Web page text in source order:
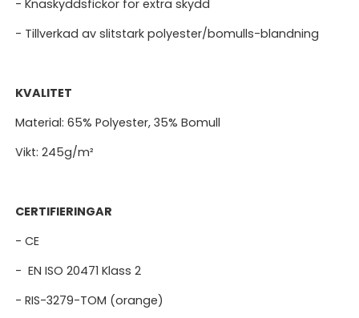
- Knäskyddsfickor för extra skydd
- Tillverkad av slitstark polyester/bomulls-blandning
KVALITET
Material: 65% Polyester, 35% Bomull
Vikt: 245g/m²
CERTIFIERINGAR
- CE
- EN ISO 20471 Klass 2
- RIS-3279-TOM (orange)